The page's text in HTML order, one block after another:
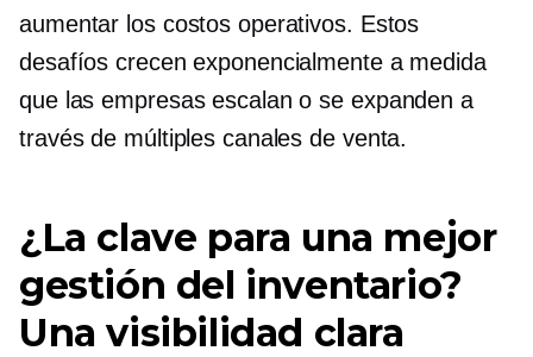
aumentar los costos operativos. Estos
desafíos crecen exponencialmente a medida
que las empresas escalan o se expanden a
través de múltiples canales de venta.
¿La clave para una mejor
gestión del inventario?
Una visibilidad clara